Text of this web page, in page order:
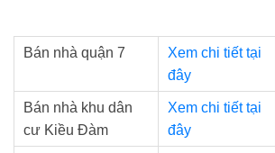
Bán nhà quận 7
Xem chi tiết tại
đây
Bán nhà khu dân
cư Kiều Đàm
Xem chi tiết tại
đây